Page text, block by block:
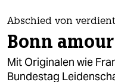
themen
politik
öko
Abschied von
Bonn amour
Mit Originalen wie
Bundestag